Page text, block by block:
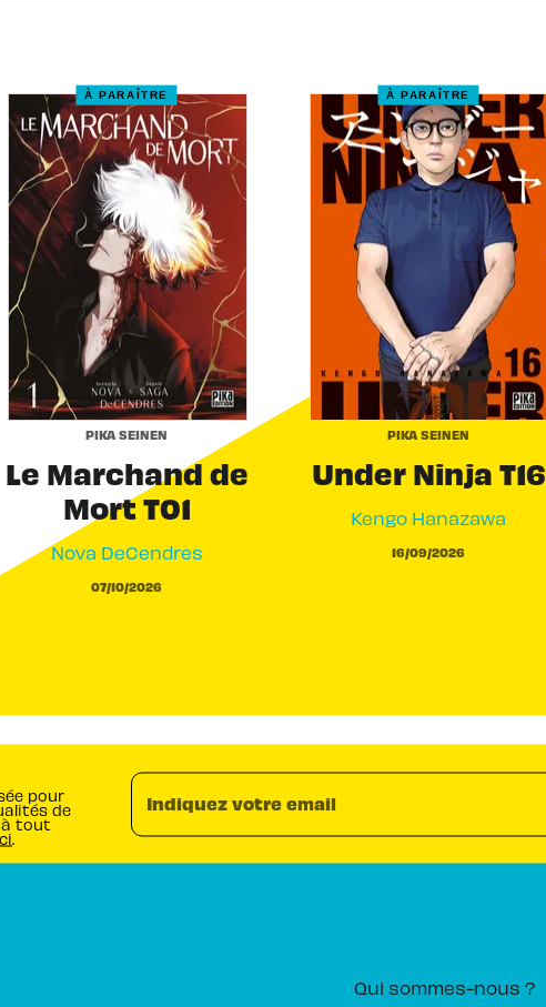
À PARAÎTRE
PIKA SEINEN
Le Marchand de
Mort T01
Nova DeCendres
07/10/2026
À PARAÎTRE
PIKA SEINEN
Under Ninja T16
Kengo Hanazawa
16/09/2026
pour
de
à tout
.
Indiquez votre email
Qui sommes-nous ?